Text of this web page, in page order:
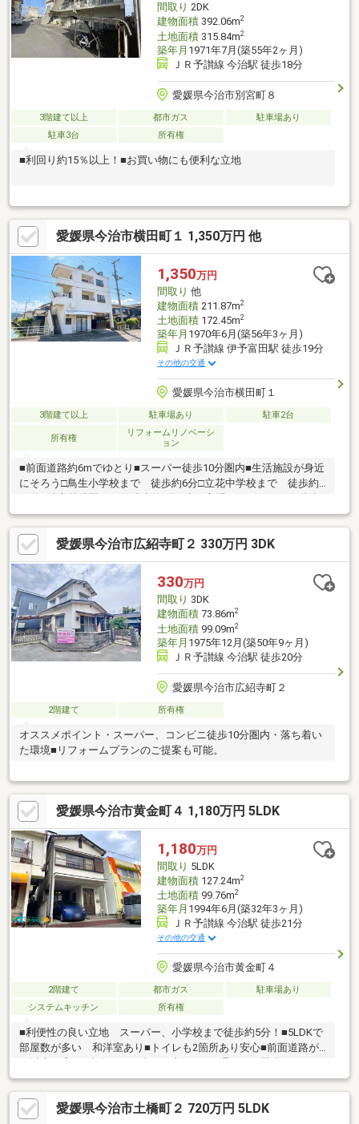
間取り 2DK
建物面積392.06m2
土地面積315.84m2
築年月 1971年7月(築55年2ヶ月)
ＪＲ予讃線 今治駅 徒歩18分
愛媛県今治市別宮町８
3階建て以上 都市ガス
駐車場あり
駐車3台
所有権
■利回り約15％以上！■お買い物にも便利な立地
愛媛県今治市横田町１ 1,350万円 他
1,350万円
間取り 他
建物面積211.87m2
土地面積172.45m2
築年月 1970年6月(築56年3ヶ月)
ＪＲ予讃線 伊予富田駅 徒歩19分
その他の交通
愛媛県今治市横田町１
3階建て以上 駐車場あり 駐車2台
所有権
リフォームリノベーシ
ョン
■前面道路約6mでゆとり■スーパー徒歩10分圏内■生活施設が身近
にそろう□鳥生小学校まで 徒歩約6分□立花中学校まで 徒歩約
約6分□ハローズ今治店まで 徒歩約8分大家族でもゆったり暮ら
せる、住まい＋αの大型住宅。
愛媛県今治市広紹寺町２ 330万円 3DK
330万円
間取り 3DK
建物面積73.86m2
土地面積99.09m2
築年月 1975年12月(築50年9ヶ月)
ＪＲ予讃線 今治駅 徒歩20分
愛媛県今治市広紹寺町２
2階建て 所有権
オススメポイント・スーパー、コンビニ徒歩10分圏内・落ち着い
た環境■リフォームプランのご提案も可能。
愛媛県今治市黄金町４ 1,180万円 5LDK
1,180万円
間取り 5LDK
建物面積127.24m2
土地面積99.76m2
築年月 1994年6月(築32年3ヶ月)
ＪＲ予讃線 今治駅 徒歩21分
その他の交通
愛媛県今治市黄金町４
2階建て 都市ガス
駐車場あり
システムキッチン
所有権
■利便性の良い立地 スーパー、小学校まで徒歩約5分！■5LDKで
部屋数が多い 和洋室あり■トイレも2箇所あり安心■前面道路が7
■公園が近くファミリーにもオススメぜひお気軽にお問い合わせ
ください♪
愛媛県今治市土橋町２ 720万円 5LDK